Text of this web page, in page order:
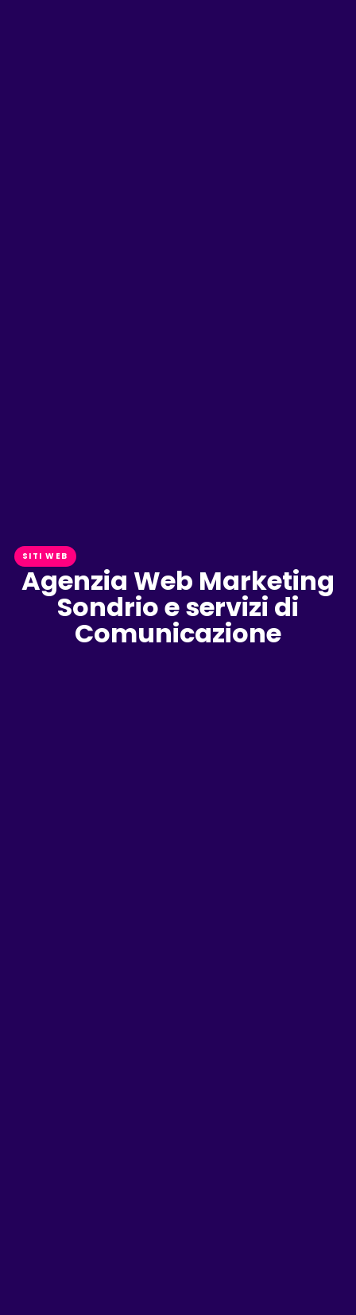
SITI WEB
Agenzia Web Marketing
Sondrio e servizi di
Comunicazione